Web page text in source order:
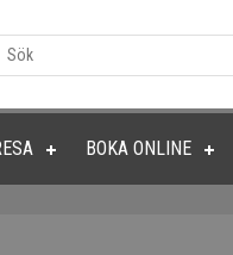
BOKA ONLINE